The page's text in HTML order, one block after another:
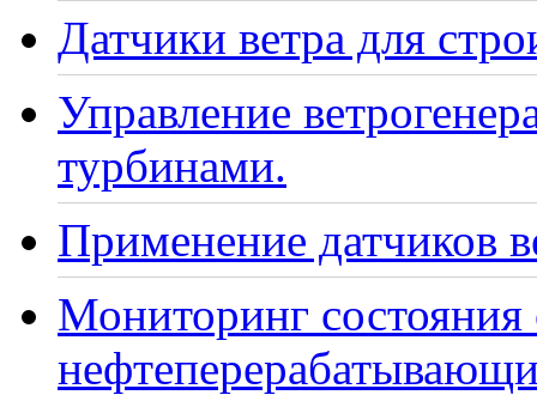
Датчики ветра для
Управление
турбинами.
Применение датчиков
Мониторинг